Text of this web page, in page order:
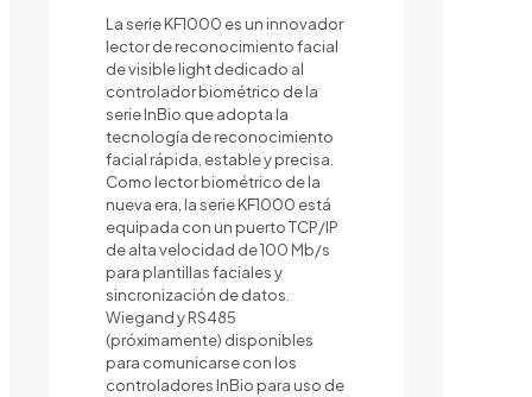
La serie KF1000 es un innovador
lector de reconocimiento facial
de visible light dedicado al
controlador biométrico de la
serie InBio que adopta la
tecnología de reconocimiento
facial rápida, estable y precisa.
Como lector biométrico de la
nueva era, la serie KF1000 está
equipada con un puerto TCP/IP
de alta velocidad de 100 Mb/s
para plantillas faciales y
sincronización de datos.
Wiegand y RS485
(próximamente) disponibles
para comunicarse con los
controladores InBio para uso de